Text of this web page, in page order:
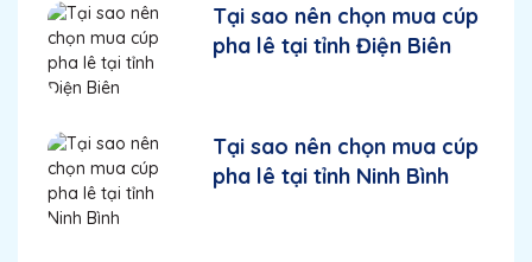
Tại sao nên chọn mua cúp
pha lê tại tỉnh Điện Biên
Tại sao nên chọn mua cúp
pha lê tại tỉnh Ninh Bình